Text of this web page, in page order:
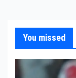
You missed